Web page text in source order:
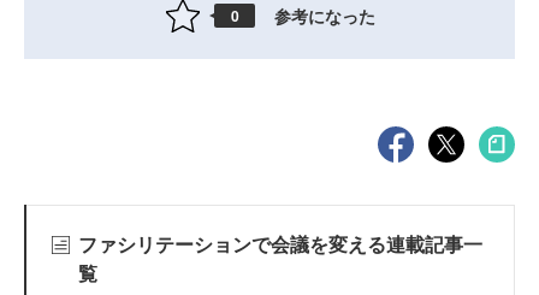
0 参考になった
ファシリテーションで会議を変える連載記事一
覧